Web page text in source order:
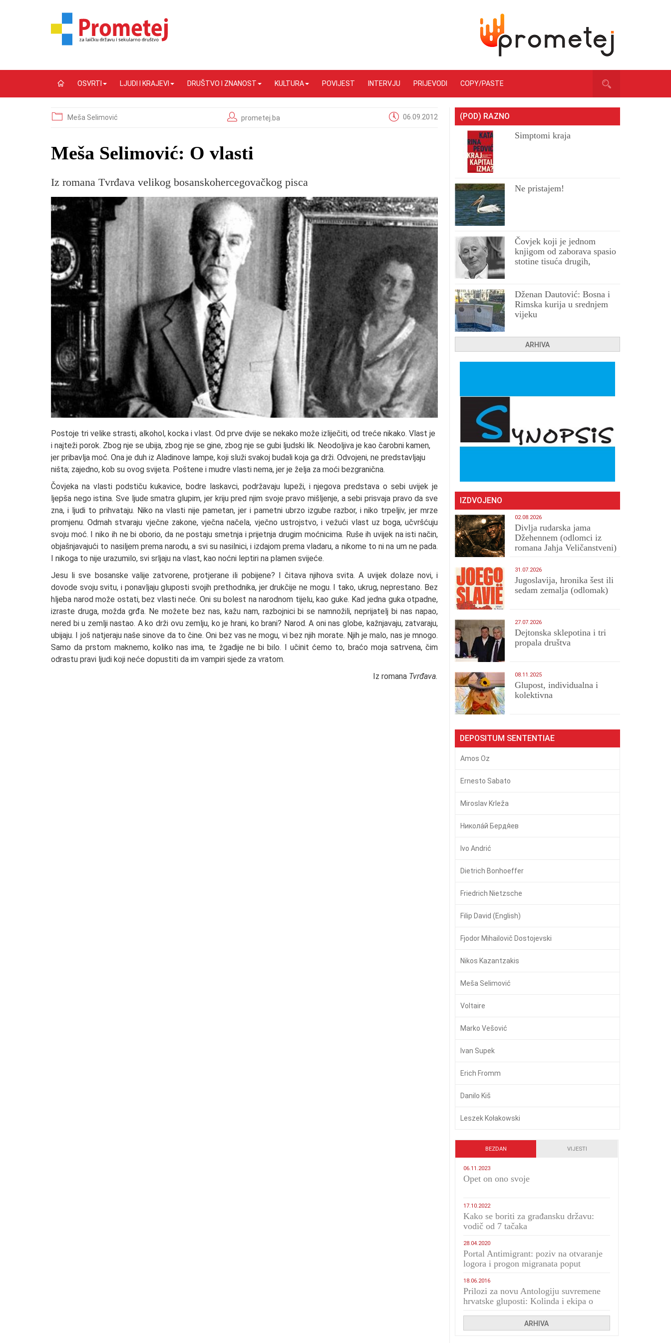
OSVRTI LJUDI I KRAJEVI DRUŠTVO I ZNANOST KULTURA POVIJEST INTERVJU PRIJEVODI COPY/PASTE
Meša Selimović prometej.ba 06.09.2012
Meša Selimović: O vlasti
Iz romana Tvrđava velikog bosanskohercegovačkog pisca
Postoje tri velike strasti, alkohol, kocka i vlast. Od prve dvije se nekako može izliječiti, od treće nikako. Vlast je
i najteži porok. Zbog nje se ubija, zbog nje se gine, zbog nje se gubi ljudski lik. Neodoljiva je kao čarobni kamen,
jer pribavlja moć. Ona je duh iz Aladinove lampe, koji služi svakoj budali koja ga drži. Odvojeni, ne predstavljaju
ništa; zajedno, kob su ovog svijeta. Poštene i mudre vlasti nema, jer je želja za moći bezgranična.
Čovjeka na vlasti podstiču kukavice, bodre laskavci, podržavaju lupeži, i njegova predstava o sebi uvijek je
ljepša nego istina. Sve ljude smatra glupim, jer kriju pred njim svoje pravo mišljenje, a sebi prisvaja pravo da sve
zna, i ljudi to prihvataju. Niko na vlasti nije pametan, jer i pametni ubrzo izgube razbor, i niko trpeljiv, jer mrze
promjenu. Odmah stvaraju vječne zakone, vječna načela, vječno ustrojstvo, i vežući vlast uz boga, učvršćuju
svoju moć. I niko ih ne bi oborio, da ne postaju smetnja i prijetnja drugim moćnicima. Ruše ih uvijek na isti način,
objašnjavajući to nasiljem prema narodu, a svi su nasilnici, i izdajom prema vladaru, a nikome to ni na um ne pada.
I nikoga to nije urazumilo, svi srljaju na vlast, kao noćni leptiri na plamen svijeće.
Jesu li sve bosanske valije zatvorene, protjerane ili pobijene? I čitava njihova svita. A uvijek dolaze novi, i
dovode svoju svitu, i ponavljaju gluposti svojih prethodnika, jer drukčije ne mogu. I tako, ukrug, neprestano. Bez
hljeba narod može ostati, bez vlasti neće. Oni su bolest na narodnom tijelu, kao guke. Kad jedna guka otpadne,
izraste druga, možda grđa. Ne možete bez nas, kažu nam, razbojnici bi se namnožili, neprijatelj bi nas napao,
nered bi u zemlji nastao. A ko drži ovu zemlju, ko je hrani, ko brani? Narod. A oni nas globe, kažnjavaju, zatvaraju,
ubijaju. I još natjeraju naše sinove da to čine. Oni bez vas ne mogu, vi bez njih morate. Njih je malo, nas je mnogo.
Samo da prstom maknemo, koliko nas ima, te žgadije ne bi bilo. I učinit ćemo to, braćo moja satrvena, čim
odrastu pravi ljudi koji neće dopustiti da im vampiri sjede za vratom.
Iz romana Tvrđava.
(POD) RAZNO
Simptomi kraja
Ne pristajem!
Čovjek koji je jednom
knjigom od zaborava spasio
stotine tisuća drugih,
Dženan Dautović: Bosna i
Rimska kurija u srednjem
vijeku
ARHIVA
IZDVOJENO
02.08.2026
Divlja rudarska jama
Džehennem (odlomci iz
romana Jahja Veličanstveni)
31.07.2026
Jugoslavija, hronika šest ili
sedam zemalja (odlomak)
27.07.2026
Dejtonska sklepotina i tri
propala društva
08.11.2025
Glupost, individualna i
kolektivna
DEPOSITUM SENTENTIAE
Amos Oz
Ernesto Sabato
Miroslav Krleža
Никола́й Бердя́ев
Ivo Andrić
Dietrich Bonhoeffer
Friedrich Nietzsche
Filip David (English)
Fjodor Mihailovič Dostojevski
Nikos Kazantzakis
Meša Selimović
Voltaire
Marko Vešović
Ivan Supek
Erich Fromm
Danilo Kiš
Leszek Kołakowski
BEZDAN VIJESTI
06.11.2023
​Opet on ono svoje
17.10.2022
Kako se boriti za građansku državu:
vodič od 7 tačaka
28.04.2020
Portal Antimigrant: poziv na otvaranje
logora i progon migranata poput
18.06.2016
Prilozi za novu Antologiju suvremene
hrvatske gluposti: Kolinda i ekipa o
ARHIVA